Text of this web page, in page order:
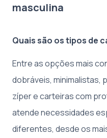
masculina
Quais são os tipos de
Entre as opções mais
dobráveis,
zíper e carteiras com
atende necessidades
diferentes, desde os